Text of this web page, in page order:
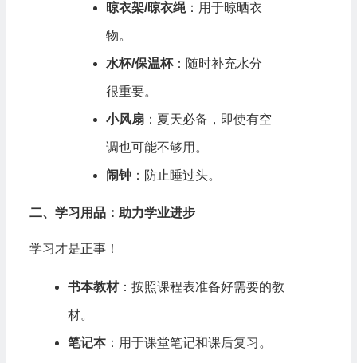
晾衣架/晾衣绳：用于晾晒衣
物。
水杯/保温杯：随时补充水分
很重要。
小风扇：夏天必备，即使有空
调也可能不够用。
闹钟：防止睡过头。
二、学习用品：助力学业进步
学习才是正事！
书本教材：按照课程表准备好需要的教
材。
笔记本：用于课堂笔记和课后复习。